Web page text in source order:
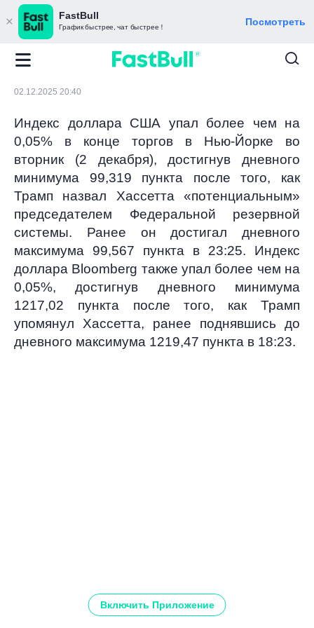
FastBull
График быстрее, чат быстрее！ Посмотреть
02.12.2025 20:40
Индекс доллара США упал более чем на
0,05% в конце торгов в Нью-Йорке во
вторник (2 декабря), достигнув дневного
минимума 99,319 пункта после того, как
Трамп назвал Хассетта «потенциальным»
председателем Федеральной резервной
системы. Ранее он достигал дневного
максимума 99,567 пункта в 23:25. Индекс
доллара Bloomberg также упал более чем на
0,05%, достигнув дневного минимума
1217,02 пункта после того, как Трамп
упомянул Хассетта, ранее поднявшись до
дневного максимума 1219,47 пункта в 18:23.
Включить Приложение